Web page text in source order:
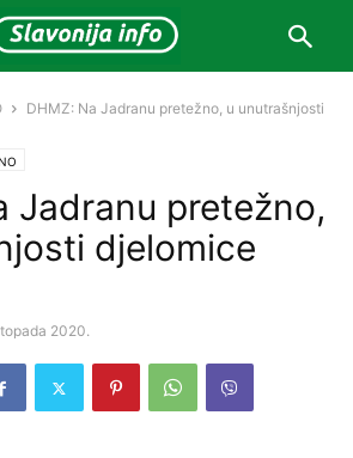
DHMZ: Na Jadranu pretežno, u unutrašnjosti
Jadranu pretežno,
djelomice
2020.